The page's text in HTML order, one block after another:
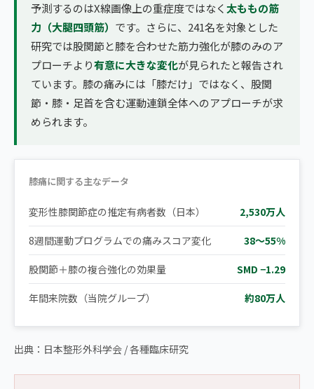
予測するのはX線画像上の重症度ではなく太ももの筋
力（大腿四頭筋） です。さらに、241名を対象とした
研究では股関節と膝を合わせた筋力強化が膝のみのア
プローチより有意に大きな変化が見られたと報告され
ています。膝の痛みには「膝だけ」ではなく、股関
節・膝・足首を含む運動連鎖全体へのアプローチが求
められます。
膝痛に関する主なデータ
変形性膝関節症の推定有病者数（日本） 2,530万人
8週間運動プログラムでの痛みスコア変化 38〜55%
股関節＋膝の複合強化の効果量 SMD −1.29
年間来院数（当院グループ） 約80万人
出典：日本整形外科学会 / 各種臨床研究